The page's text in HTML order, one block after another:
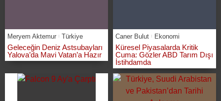
Meryem Aktemur Türkiye
Geleceğin Deniz Astsubayları
Yalova’da Mavi Vatan’a Hazır
Caner Bulut Ekonomi
Küresel Piyasalarda Kritik
Cuma: Gözler ABD Tarım Dışı
İstihdamda